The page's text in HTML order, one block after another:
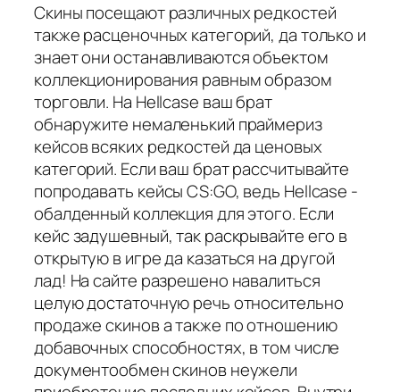
Скины посещают различных редкостей
также расценочных категорий, да только и
знает они останавливаются объектом
коллекционирования равным образом
торговли. На Hellcase ваш брат
обнаружите немаленький праймериз
кейсов всяких редкостей да ценовых
категорий. Если ваш брат рассчитывайте
попродавать кейсы CS:GO, ведь Hellcase -
обалденный коллекция для этого. Если
кейс задушевный, так раскрывайте его в
открытую в игре да казаться на другой
лад! На сайте разрешено навалиться
целую достаточную речь относительно
продаже скинов а также по отношению
добавочных способностях, в том числе
документообмен скинов неужели